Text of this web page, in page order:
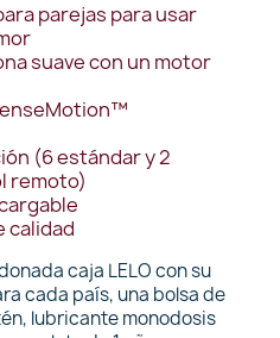
parejas para usar
suave con un motor
(6 estándar y 2
remoto)
calidad
caja LELO con su
cada país, una bolsa de
lubricante monodosis